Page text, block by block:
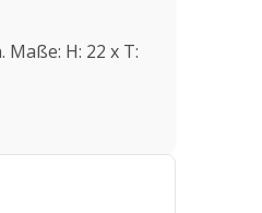
H: 22 x T: